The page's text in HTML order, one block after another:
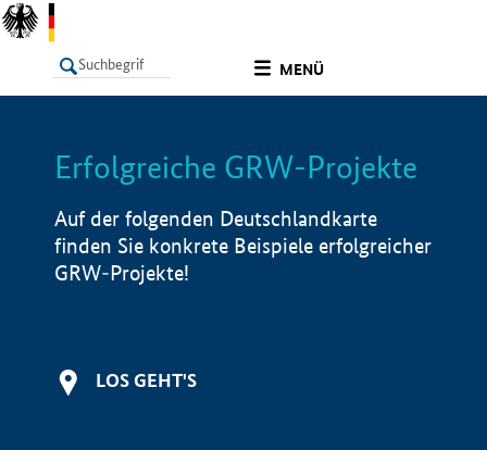
MENÜ
LISTE Info
Erfolgreiche GRW-Projekte
Auf der folgenden Deutschlandkarte
finden Sie konkrete Beispiele erfolgreicher
GRW-Projekte!
LOS GEHT'S